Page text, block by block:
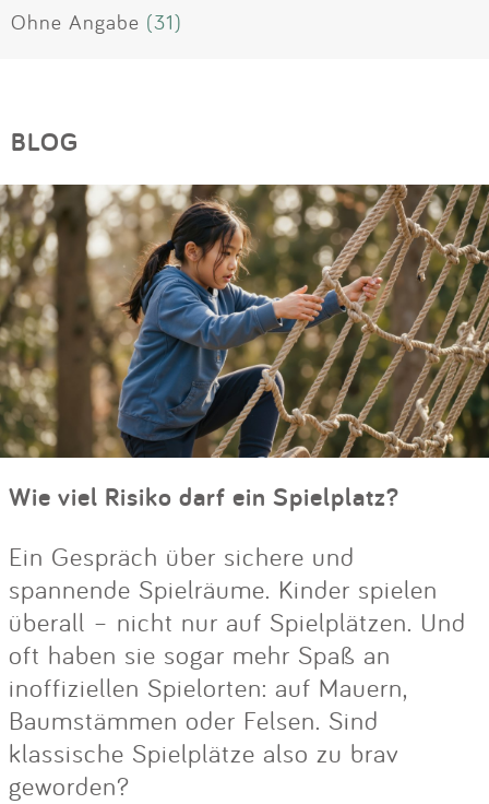
Ohne Angabe (31)
BLOG
Wie viel Risiko darf ein Spielplatz?
Ein Gespräch über sichere und
spannende Spielräume. Kinder spielen
überall – nicht nur auf Spielplätzen. Und
oft haben sie sogar mehr Spaß an
inoffiziellen Spielorten: auf Mauern,
Baumstämmen oder Felsen. Sind
klassische Spielplätze also zu brav
geworden?